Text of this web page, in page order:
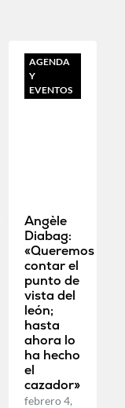
AGENDA
Y
EVENTOS
Angèle
Diabag:
«Queremos
contar el
punto de
vista del
león;
hasta
ahora lo
ha hecho
el
cazador»
febrero 4,